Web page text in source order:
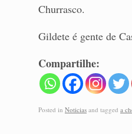
Churrasco.
Gildete é gente de
Compartilhe:
Posted in Noticias and tagged a